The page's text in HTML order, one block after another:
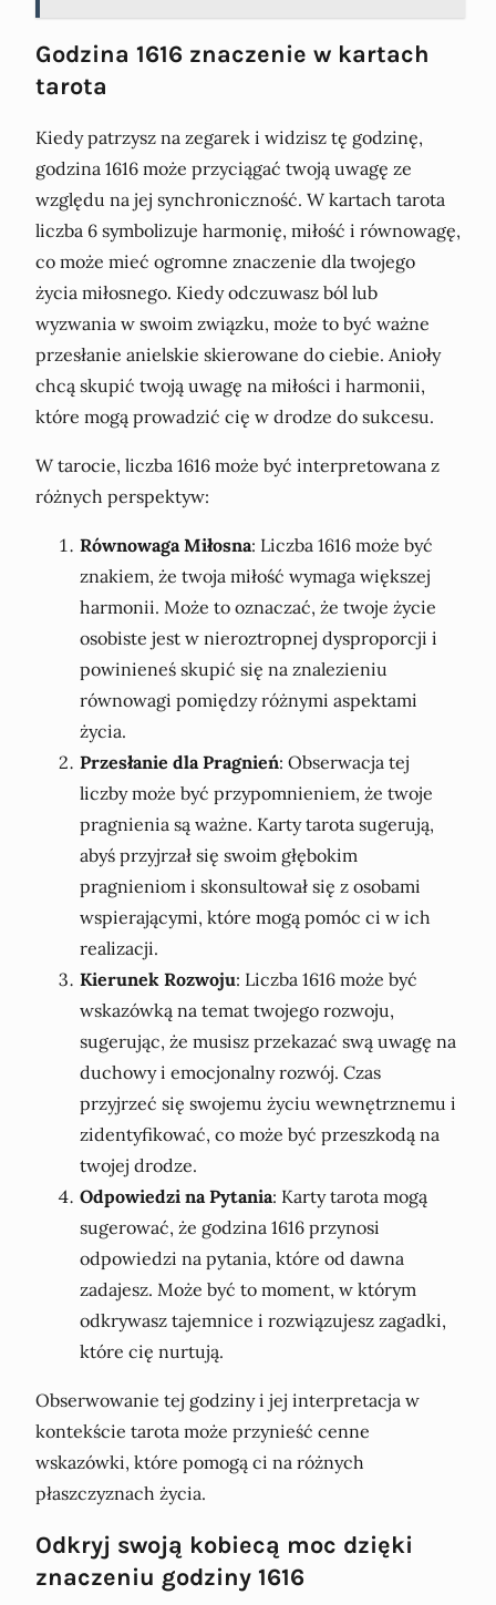
Godzina 1616 znaczenie w kartach
tarota
Kiedy patrzysz na zegarek i widzisz tę godzinę,
godzina 1616 może przyciągać twoją uwagę ze
względu na jej synchroniczność. W kartach tarota
liczba 6 symbolizuje harmonię, miłość i równowagę,
co może mieć ogromne znaczenie dla twojego
życia miłosnego. Kiedy odczuwasz ból lub
wyzwania w swoim związku, może to być ważne
przesłanie anielskie skierowane do ciebie. Anioły
chcą skupić twoją uwagę na miłości i harmonii,
które mogą prowadzić cię w drodze do sukcesu.
W tarocie, liczba 1616 może być interpretowana z
różnych perspektyw:
Równowaga Miłosna: Liczba 1616 może być
znakiem, że twoja miłość wymaga większej
harmonii. Może to oznaczać, że twoje życie
osobiste jest w nieroztropnej dysproporcji i
powinieneś skupić się na znalezieniu
równowagi pomiędzy różnymi aspektami
życia.
Przesłanie dla Pragnień: Obserwacja tej
liczby może być przypomnieniem, że twoje
pragnienia są ważne. Karty tarota sugerują,
abyś przyjrzał się swoim głębokim
pragnieniom i skonsultował się z osobami
wspierającymi, które mogą pomóc ci w ich
realizacji.
Kierunek Rozwoju: Liczba 1616 może być
wskazówką na temat twojego rozwoju,
sugerując, że musisz przekazać swą uwagę na
duchowy i emocjonalny rozwój. Czas
przyjrzeć się swojemu życiu wewnętrznemu i
zidentyfikować, co może być przeszkodą na
twojej drodze.
Odpowiedzi na Pytania: Karty tarota mogą
sugerować, że godzina 1616 przynosi
odpowiedzi na pytania, które od dawna
zadajesz. Może być to moment, w którym
odkrywasz tajemnice i rozwiązujesz zagadki,
które cię nurtują.
Obserwowanie tej godziny i jej interpretacja w
kontekście tarota może przynieść cenne
wskazówki, które pomogą ci na różnych
płaszczyznach życia.
Odkryj swoją kobiecą moc dzięki
znaczeniu godziny 1616